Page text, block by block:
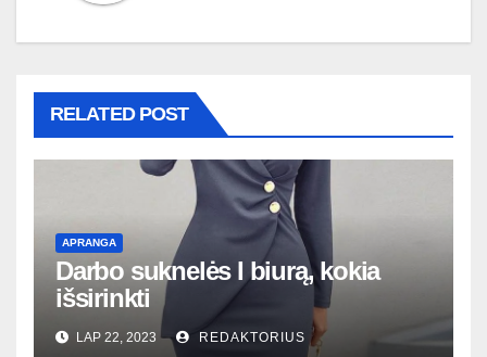
RELATED POST
APRANGA
Darbo suknelės I biurą, kokia
išsirinkti
LAP 22, 2023 REDAKTORIUS